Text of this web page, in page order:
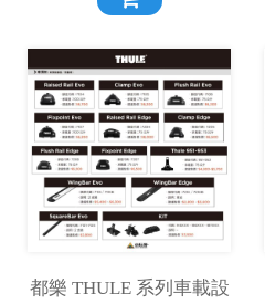
都樂 THULE 系列車載設